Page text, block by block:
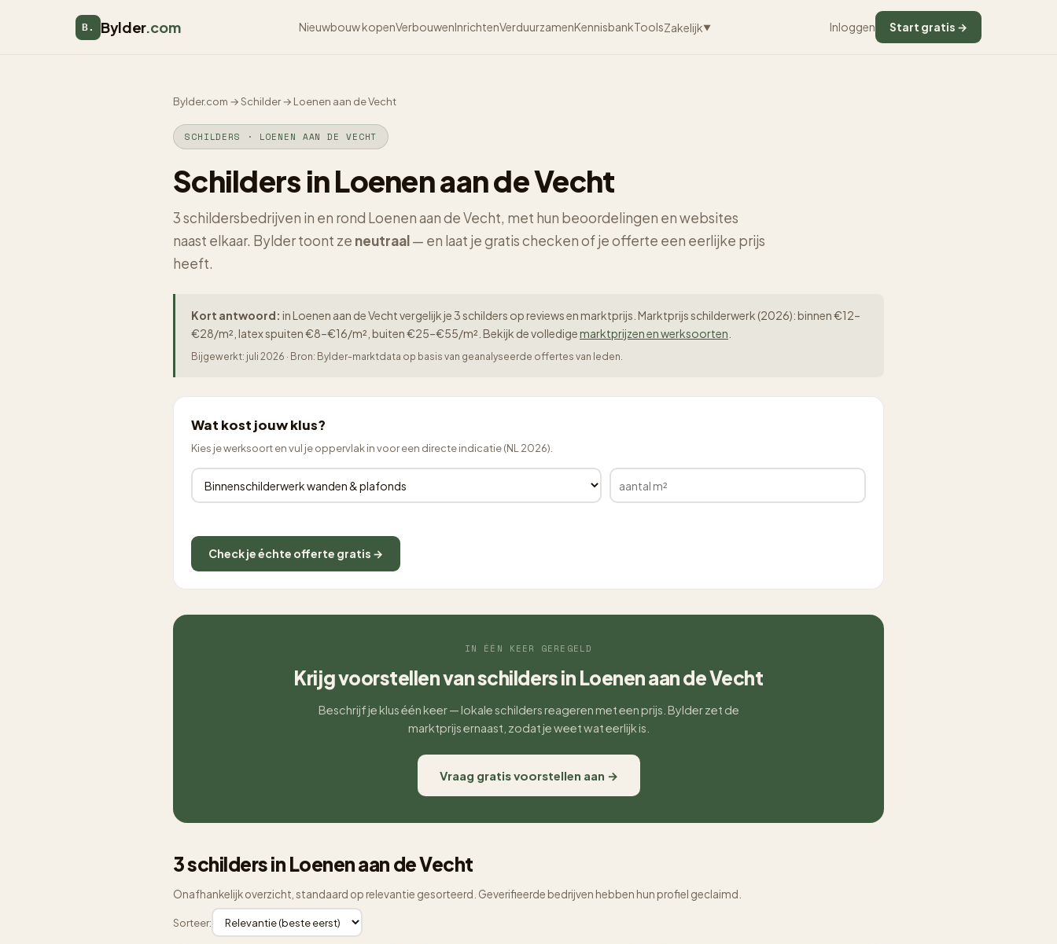
B. Bylder.com Nieuwbouw kopenVerbouwenInrichtenVerduurzamenKennisbankToolsZakelijk▼ Inloggen Start gratis →
Bylder.com →Schilder→ Loenen aan de Vecht
SCHILDERS · LOENEN AAN DE VECHT
Schilders in Loenen aan de Vecht
3 schildersbedrijven in en rond Loenen aan de Vecht, met hun beoordelingen en websites
naast elkaar. Bylder toont ze neutraal— en laat je gratis checken of je offerte een eerlijke prijs
heeft.
Kort antwoord: in Loenen aan de Vecht vergelijk je 3 schilders op reviews en marktprijs. Marktprijs schilderwerk (2026): binnen €12–
€28/m², latex spuiten €8–€16/m², buiten €25–€55/m². Bekijk de volledigemarktprijzen en werksoorten
Bijgewerkt: juli 2026 · Bron: Bylder-marktdata op basis van geanalyseerde offertes van leden.
Wat kost jouw klus?
Kies je werksoort en vul je oppervlak in voor een directe indicatie (NL 2026).
Check je échte offerte gratis →
IN ÉÉN KEER GEREGELD
Krijg voorstellen van schilders in Loenen aan de Vecht
Beschrijf je klus één keer — lokale schilders reageren met een prijs. Bylder zet de
marktprijs ernaast, zodat je weet wat eerlijk is.
Vraag gratis voorstellen aan →
3 schilders in Loenen aan de Vecht
Onafhankelijk overzicht, standaard op relevantie gesorteerd. Geverifieerde bedrijven hebben hun profiel geclaimd.
Sorteer: